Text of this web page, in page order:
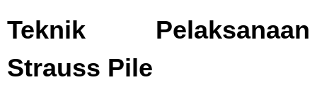
Teknik Pelaksanaan
Strauss Pile